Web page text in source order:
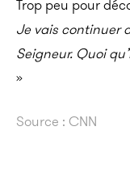
Trop peu pour
Je vais continuer
Seigneur. Quoi
»
Source : CNN